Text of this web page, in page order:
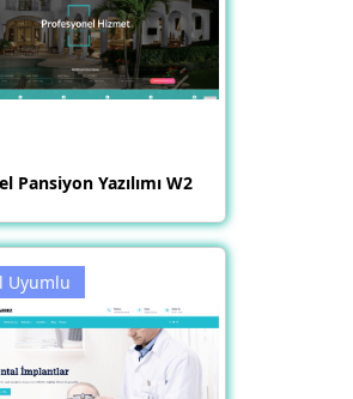
Pansiyon Yazılımı W2
Uyumlu